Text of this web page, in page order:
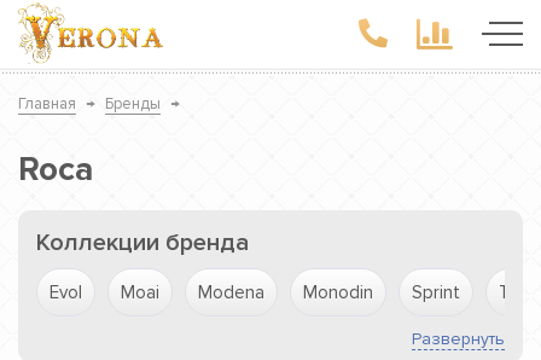
Главная → Бренды →
Roca
Коллекции бренда
Evol Moai Modena Monodin Sprint
Развернуть